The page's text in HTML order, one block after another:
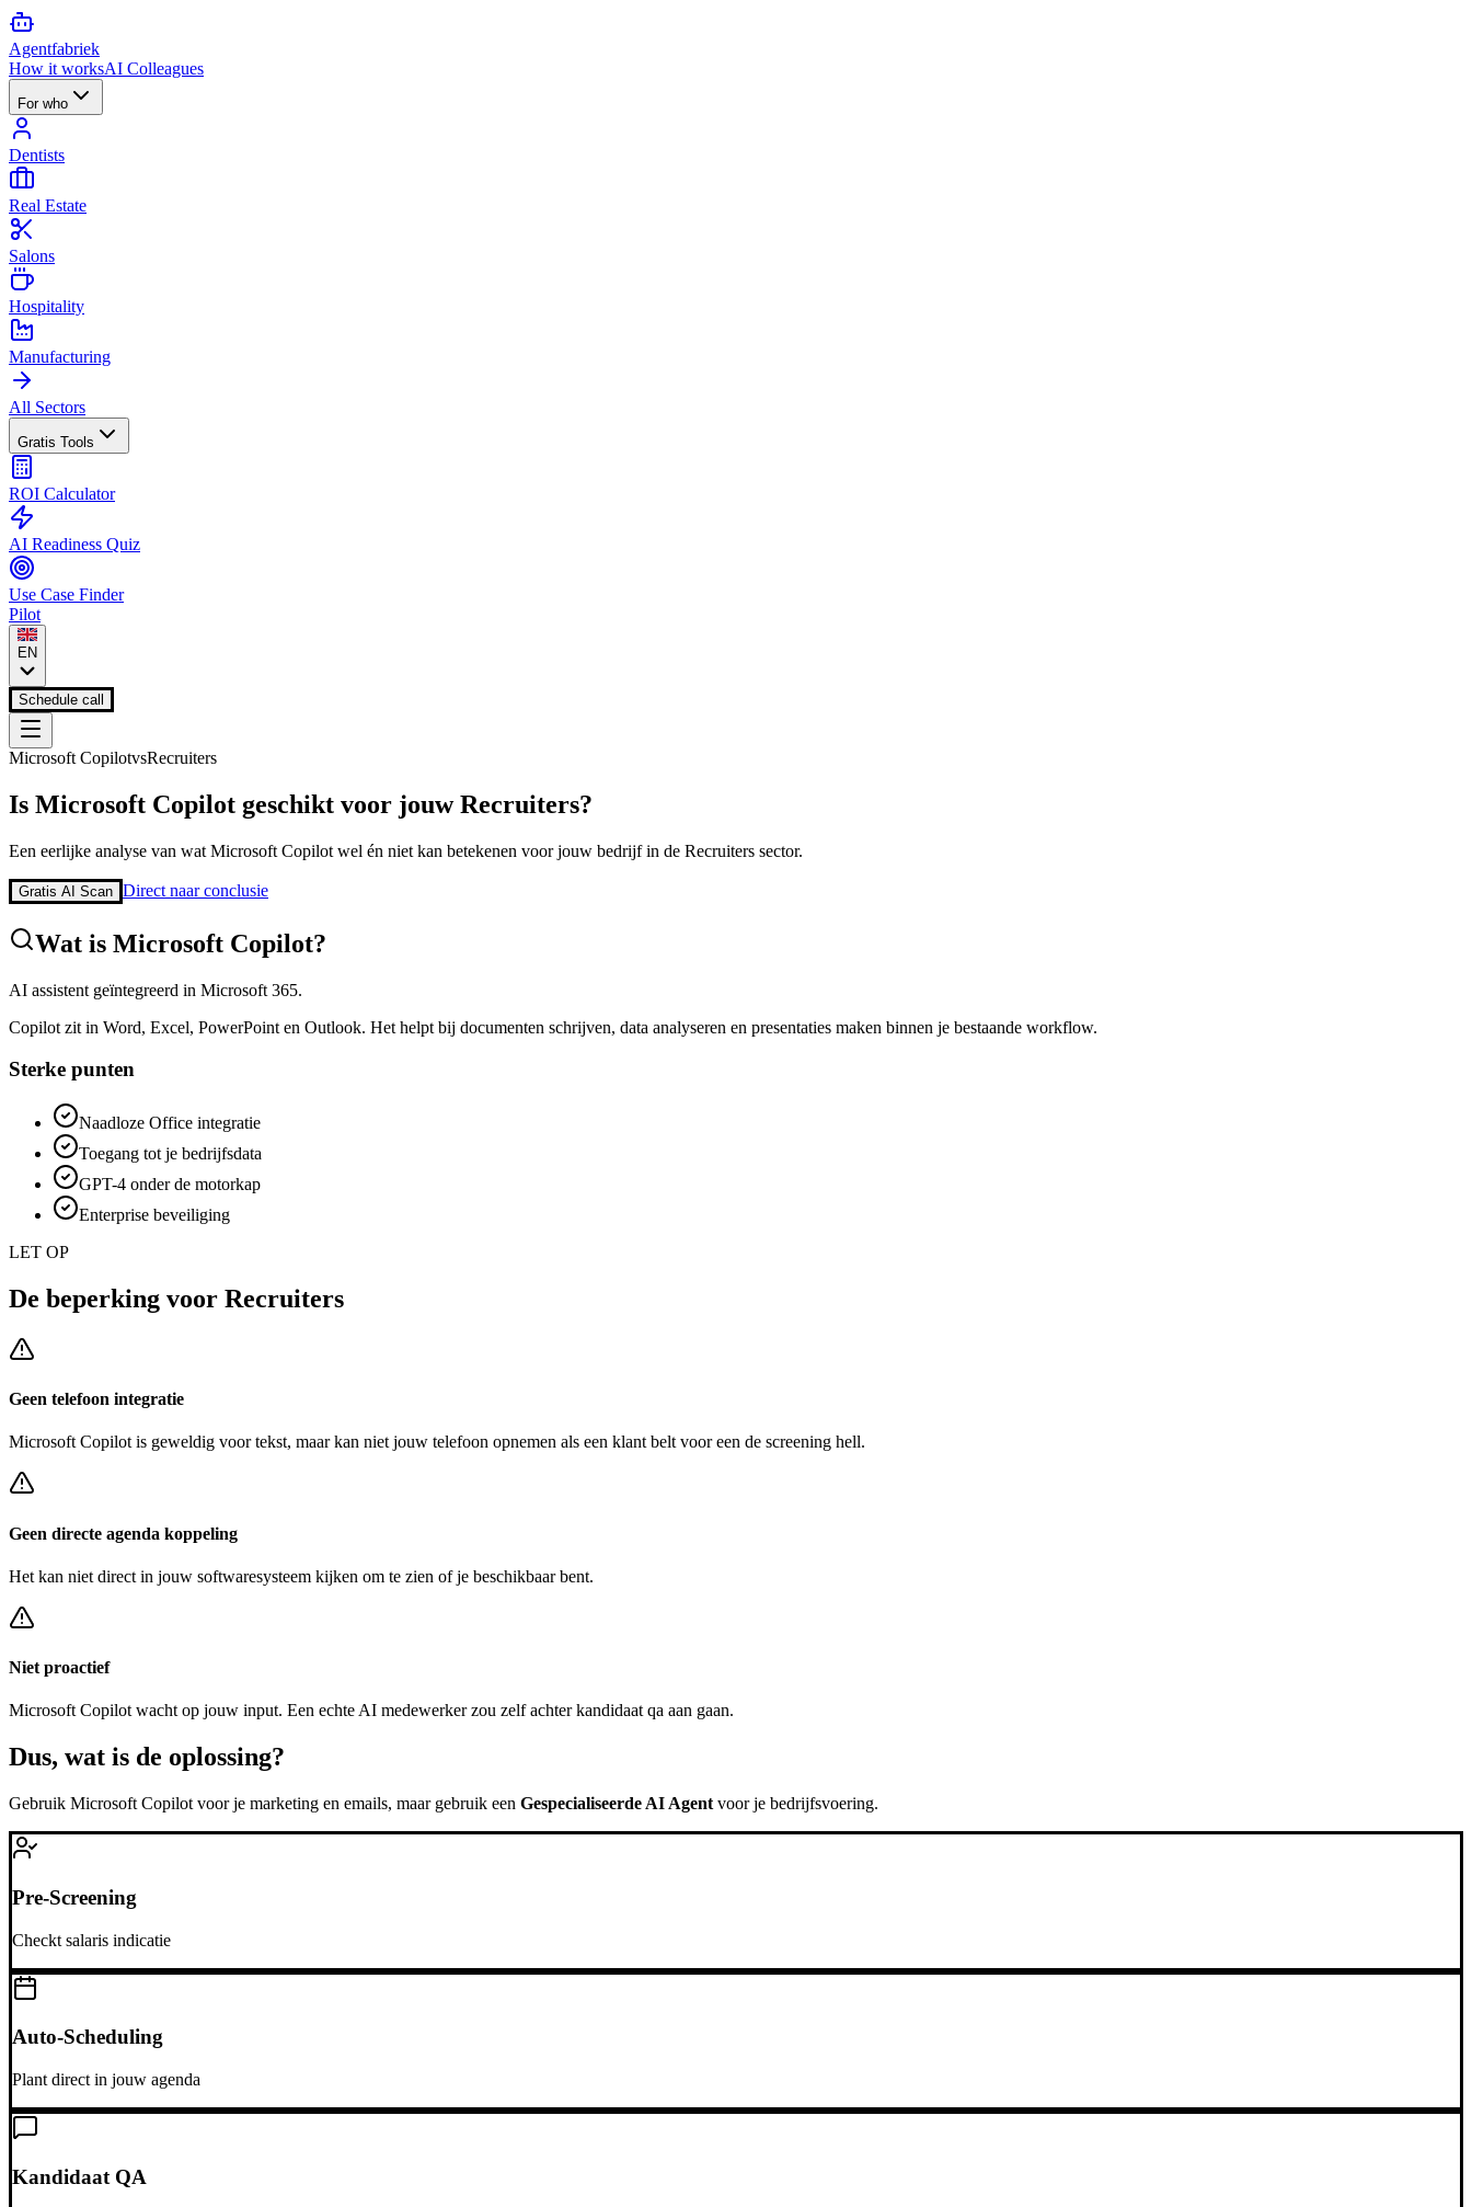
Agentfabriek
How it worksAI Colleagues
For who
Dentists
Real Estate
Salons
Hospitality
Manufacturing
All Sectors
Gratis Tools
ROI Calculator
AI Readiness Quiz
Use Case Finder
Pilot
EN
Schedule call
Microsoft CopilotvsRecruiters
Is Microsoft Copilot geschikt voor jouwRecruiters?
Een eerlijke analyse van wat Microsoft Copilot wel én niet kan betekenen voor jouw bedrijf in de Recruiters sector.
Gratis AI Scan Direct naar conclusie
Wat is Microsoft Copilot?
AI assistent geïntegreerd in Microsoft 365.
Copilot zit in Word, Excel, PowerPoint en Outlook. Het helpt bij documenten schrijven, data analyseren en presentaties maken binnen je bestaande workflow.
Sterke punten
Naadloze Office integratie
Toegang tot je bedrijfsdata
GPT-4 onder de motorkap
Enterprise beveiliging
LET OP
De beperking voor Recruiters
Geen telefoon integratie
Microsoft Copilotis geweldig voor tekst, maar kan niet jouw telefoon opnemen als een klant belt voor een de screening hell.
Geen directe agenda koppeling
Het kan niet direct in jouw softwaresysteem kijken om te zien of je beschikbaar bent.
Niet proactief
Microsoft Copilotwacht op jouw input. Een echte AI medewerker zou zelf achterkandidaat qa aan gaan.
Dus, wat is de oplossing?
Gebruik Microsoft Copilot voor je marketing en emails, maar gebruik een Gespecialiseerde AI Agent voor je bedrijfsvoering.
Pre-Screening
Checkt salaris indicatie
Auto-Scheduling
Plant direct in jouw agenda
Kandidaat QA